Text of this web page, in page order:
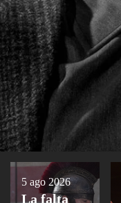
La falta
5 ago 2026